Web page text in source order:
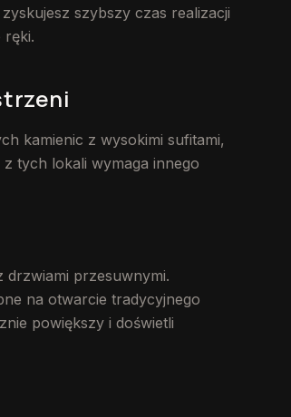
szybszy czas realizacji
ręki.
kamienic z wysokimi sufitami,
tych lokali wymaga innego
drzwiami przesuwnymi.
na otwarcie tradycyjnego
powiększy i doświetli